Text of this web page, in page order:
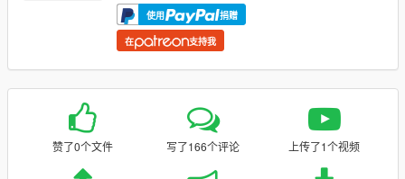
使用 捐赠
在 支持我
赞了0个文件 写了166个评论 上传了1个视频